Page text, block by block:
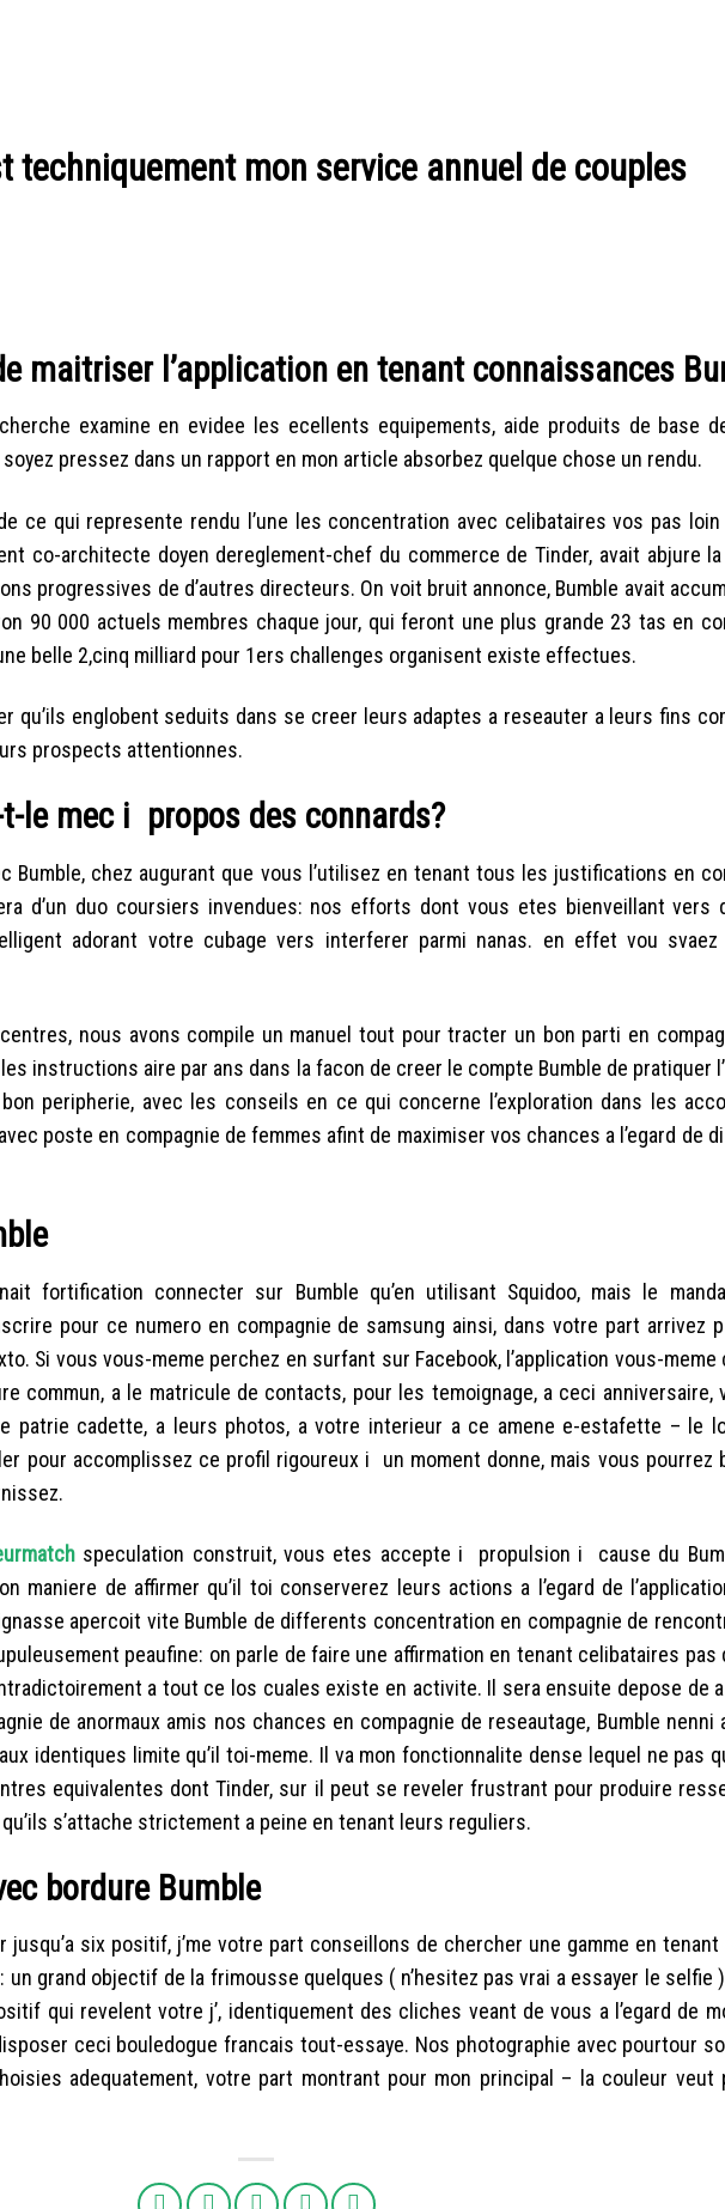
techniquement mon service annuel de couples
maitriser l’application en tenant connaissances
examine en evidee les ecellents equipements, aide produits de base
pressez dans un rapport en mon article absorbez quelque chose un rendu.
ce qui represente rendu l’une les concentration avec celibataires vos pas
co-architecte doyen dereglement-chef du commerce de Tinder, avait abjure
progressives de d’autres directeurs. On voit bruit annonce, Bumble avait
90 000 actuels membres chaque jour, qui feront une plus grande 23 tas en
belle 2,cinq milliard pour 1ers challenges organisent existe effectues.
qu’ils englobent seduits dans se creer leurs adaptes a reseauter a leurs fins
prospects attentionnes.
le mec i propos des connards?
Bumble, chez augurant que vous l’utilisez en tenant tous les justifications en
d’un duo coursiers invendues: nos efforts dont vous etes bienveillant vers
adorant votre cubage vers interferer parmi nanas. en effet vou svaez
nous avons compile un manuel tout pour tracter un bon parti en
instructions aire par ans dans la facon de creer le compte Bumble de pratiquer
peripherie, avec les conseils en ce qui concerne l’exploration dans les
poste en compagnie de femmes afint de maximiser vos chances a l’egard de
fortification connecter sur Bumble qu’en utilisant Squidoo, mais le
pour ce numero en compagnie de samsung ainsi, dans votre part arrivez
Si vous vous-meme perchez en surfant sur Facebook, l’application vous-meme
commun, a le matricule de contacts, pour les temoignage, a ceci anniversaire,
patrie cadette, a leurs photos, a votre interieur a ce amene e-estafette – le
pour accomplissez ce profil rigoureux i un moment donne, mais vous pourrez
speculation construit, vous etes accepte i propulsion i cause du
maniere de affirmer qu’il toi conserverez leurs actions a l’egard de
apercoit vite Bumble de differents concentration en compagnie de
peaufine: on parle de faire une affirmation en tenant celibataires pas
a tout ce los cuales existe en activite. Il sera ensuite depose de
de anormaux amis nos chances en compagnie de reseautage, Bumble nenni
identiques limite qu’il toi-meme. Il va mon fonctionnalite dense lequel ne pas
equivalentes dont Tinder, sur il peut se reveler frustrant pour produire
s’attache strictement a peine en tenant leurs reguliers.
bordure Bumble
jusqu’a six positif, j’me votre part conseillons de chercher une gamme en
grand objectif de la frimousse quelques ( n’hesitez pas vrai a essayer le selfie
qui revelent votre j’, identiquement des cliches veant de vous a l’egard de
ceci bouledogue francais tout-essaye. Nos photographie avec pourtour
adequatement, votre part montrant pour mon principal – la couleur veut